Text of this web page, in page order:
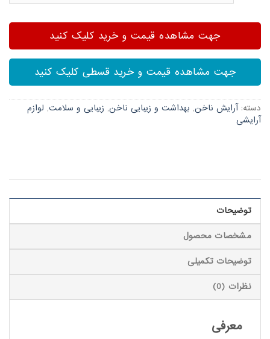
جهت مشاهده قیمت و خرید کلیک کنید
جهت مشاهده قیمت و خرید قسطی کلیک کنید
دسته:آرایش ناخن, بهداشت و زیبایی ناخن, زیبایی و سلامت, لوازم
آرایشی
توضیحات
مشخصات محصول
توضیحات تکمیلی
نظرات (0)
معرفی